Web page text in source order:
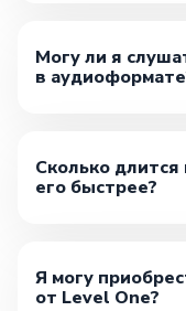
Могу ли я
в
Сколько
его быстрее?
Я могу
от Level One?